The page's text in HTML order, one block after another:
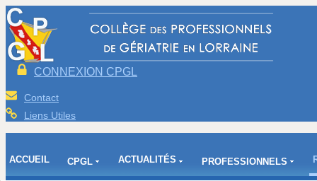
CONNEXION CPGL
Contact
Liens Utiles
ACCUEIL CPGL ACTUALITÉS PROFESSIONNELS